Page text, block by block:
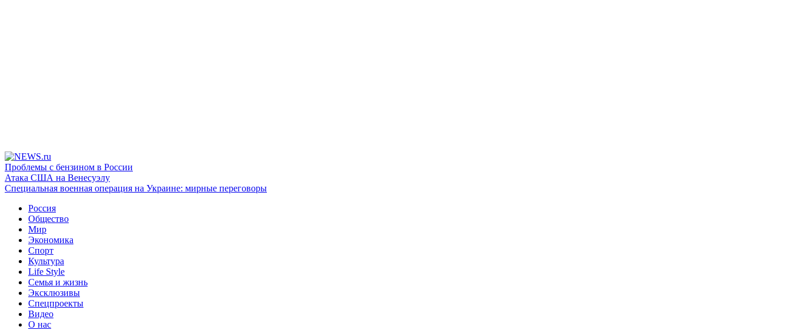
Проблемы с бензином в России
Атака США на Венесуэлу
Специальная военная операция на Украине: мирные переговоры
Россия
Общество
Мир
Экономика
Спорт
Культура
Life Style
Семья и жизнь
Эксклюзивы
Спецпроекты
Видео
О нас